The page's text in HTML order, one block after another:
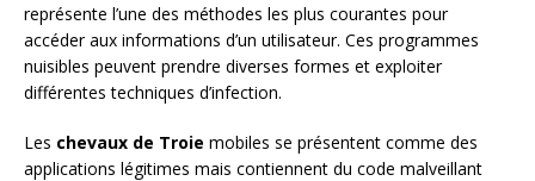
représente l’une des méthodes les plus courantes pour
accéder aux informations d’un utilisateur. Ces programmes
nuisibles peuvent prendre diverses formes et exploiter
différentes techniques d’infection.
Les chevaux de Troie mobiles se présentent comme des
applications légitimes mais contiennent du code malveillant